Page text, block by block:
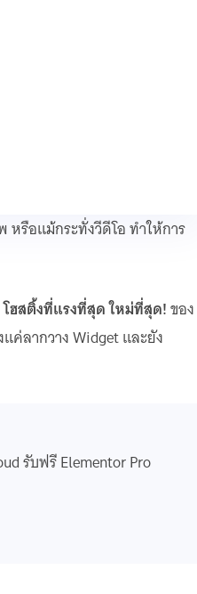
หรือแม้กระทั่งวีดีโอ ทำให้การ
โฮสติ้งที่แรงที่สุด ใหม่ที่สุด!ของ
ค่ลากวาง Widget และยัง
รับฟรี Elementor Pro